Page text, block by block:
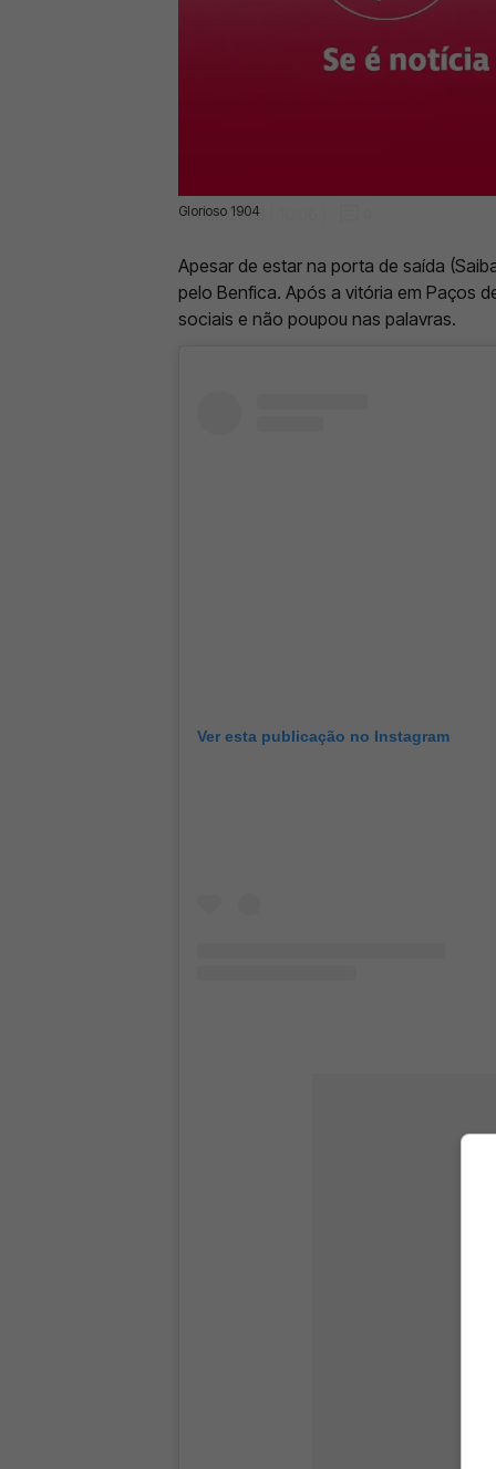
Glorioso 1904
27 Jan 2023 | 10:06 |
Apesar de estar na porta de saída
pelo Benfica. Após a vitória em Paços
sociais e não poupou nas palavras.
Ver esta publicação no Instagram